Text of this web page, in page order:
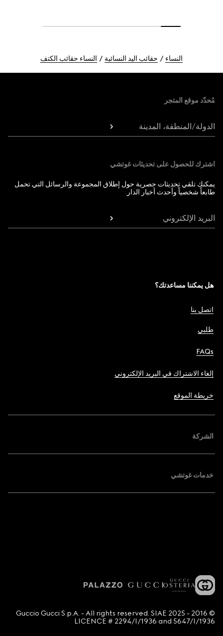
النساء حقائب اليد النسائية النساء حقائب الكتف
مُحدّد موقع المتجر
الدولة/المنطقة، المدينة
اشترك للحصول على تحديثات غوتشي
يمكنك تلقي تحديثات حصرية حول إطلاق المجموعة والرسائل التي تحمل
طابعاً شخصياً وأحدث أخبار الدار.
البريد الإلكتروني
هل يمكننا مساعدتك؟
اتصل بنا
طلبي
FAQs
إلغاء الاشتراك في البريد الإلكتروني
خريطة الموقع
الشركة
خدمات غوتشي
© 2016 - 2025 Guccio Gucci S.p.A. - All rights reserved. SIAE
LICENCE # 2294/I/1936 and 5647/I/1936